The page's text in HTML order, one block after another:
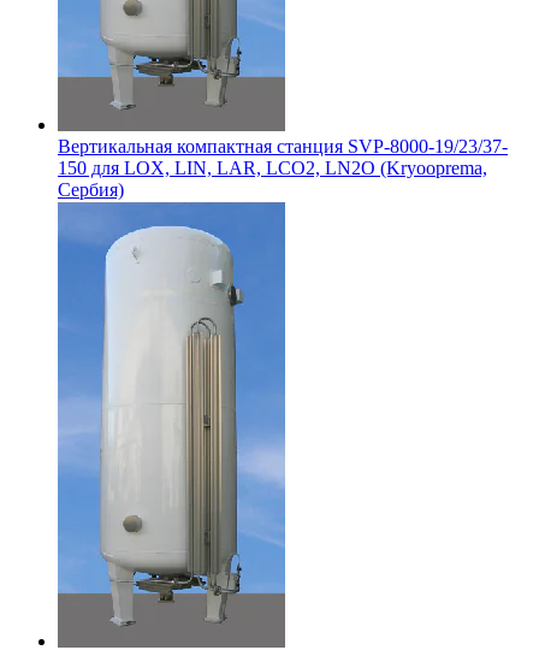
Вертикальная компактная станция SVP-8000-19/23/37-
150 для LOX, LIN, LAR, LCO2, LN2O (Kryooprema,
Сербия)